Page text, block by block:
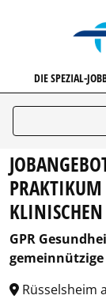
DIE SPEZIAL-
GPR
gemeinnützige
Rüsselsheim